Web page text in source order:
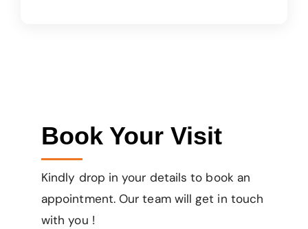
Book Your Visit
Kindly drop in your details to book an
appointment. Our team will get in touch
with you !